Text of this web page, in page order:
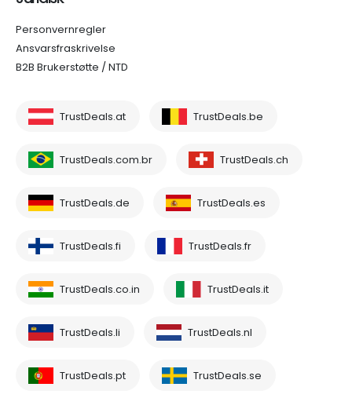
Personvernregler
Ansvarsfraskrivelse
B2B Brukerstøtte / NTD
TrustDeals.at TrustDeals.be
TrustDeals.com.br TrustDeals.ch
TrustDeals.de TrustDeals.es
TrustDeals.fi TrustDeals.fr
TrustDeals.co.in TrustDeals.it
TrustDeals.li TrustDeals.nl
TrustDeals.pt TrustDeals.se